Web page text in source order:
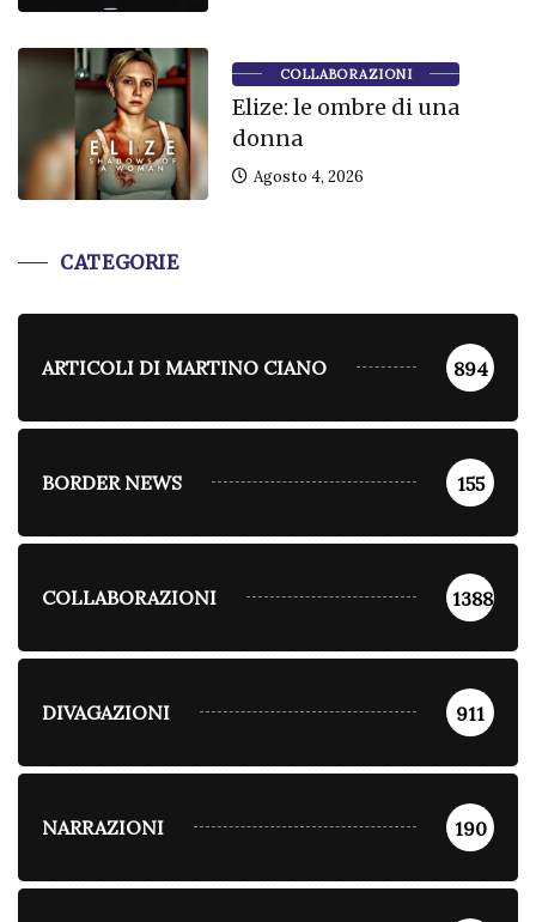
COLLABORAZIONI
Elize: le ombre di una
donna
Agosto 4, 2026
CATEGORIE
ARTICOLI DI MARTINO CIANO 894
BORDER NEWS 155
COLLABORAZIONI 1388
DIVAGAZIONI 911
NARRAZIONI 190